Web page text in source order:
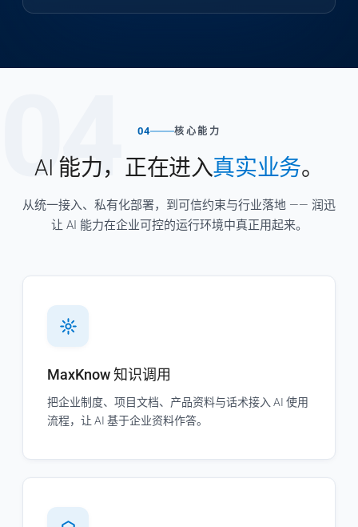
04 04 核心能力
AI 能力，正在进入真实业务。
从统一接入、私有化部署，到可信约束与行业落地 —— 润迅
让 AI 能力在企业可控的运行环境中真正用起来。
MaxKnow 知识调用
把企业制度、项目文档、产品资料与话术接入 AI 使用
流程，让 AI 基于企业资料作答。